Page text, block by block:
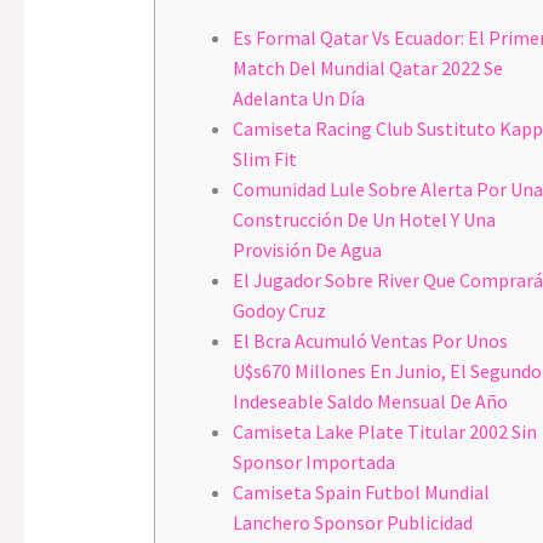
Es Formal Qatar Vs Ecuador: El
Match Del Mundial Qatar 2022 Se
Adelanta Un Día
Camiseta Racing Club Sustituto
Slim Fit
Comunidad Lule Sobre Alerta Por Una
Construcción De Un Hotel Y Una
Provisión De Agua
El Jugador Sobre River Que Comprará
Godoy Cruz
El Bcra Acumuló Ventas Por Unos
U$s670 Millones En Junio, El Segundo
Indeseable Saldo Mensual De Año
Camiseta Lake Plate Titular 2002 Sin
Sponsor Importada
Camiseta Spain Futbol Mundial
Lanchero Sponsor Publicidad